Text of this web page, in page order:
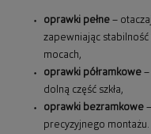
oprawki pełne –
zapewniając stabilność
mocach,
oprawki półramkowe –
dolną część szkła,
oprawki bezramkowe
precyzyjnego montażu.